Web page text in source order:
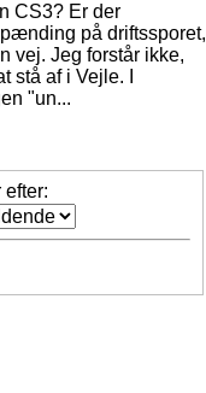
CS3? Er der
på driftssporet,
vej. Jeg forstår ikke,
stå af i Vejle. I
"un...
efter: